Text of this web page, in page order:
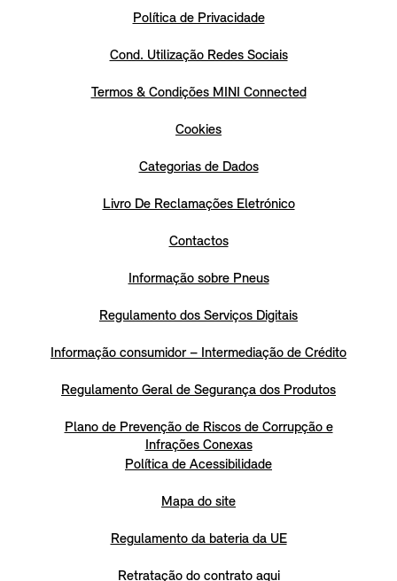
Política de Privacidade
Cond. Utilização Redes Sociais
Termos & Condições MINI Connected
Cookies
Categorias de Dados
Livro De Reclamações Eletrónico
Contactos
Informação sobre Pneus
Regulamento dos Serviços Digitais
Informação consumidor – Intermediação de Crédito
Regulamento Geral de Segurança dos Produtos
Plano de Prevenção de Riscos de Corrupção e
Infrações Conexas
Política de Acessibilidade
Mapa do site
Regulamento da bateria da UE
Retratação do contrato aqui